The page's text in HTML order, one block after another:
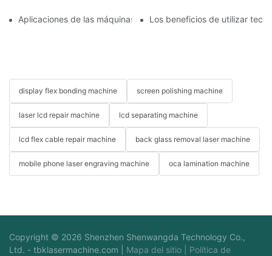
Aplicaciones de las máquinas de reparación de teléfonos en el
Los beneficios de utilizar
display flex bonding machine screen polishing machine
laser lcd repair machine lcd separating machine
lcd flex cable repair machine back glass removal laser machine
mobile phone laser engraving machine oca lamination machine
Copyright © 2026 Shenzhen Shenwangda Technology Co.,
Ltd. - tbklasermachine.com Mapa del sitio Política de